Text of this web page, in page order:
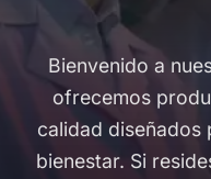
Bienvenido a
ofrecemos
calidad diseñados
bienestar. Si